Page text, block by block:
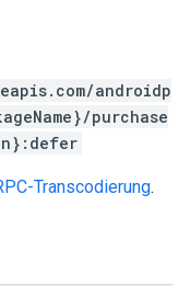
androidp
purchase
Transcodierung.